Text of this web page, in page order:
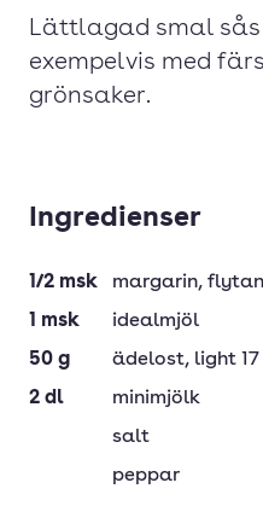
Lättlagad smal sås
exempelvis med
grönsaker.
Ingredienser
1/2 msk margarin,
1 msk
idealmjöl
50 g ädelost, light
2 dl
minimjölk
salt
peppar